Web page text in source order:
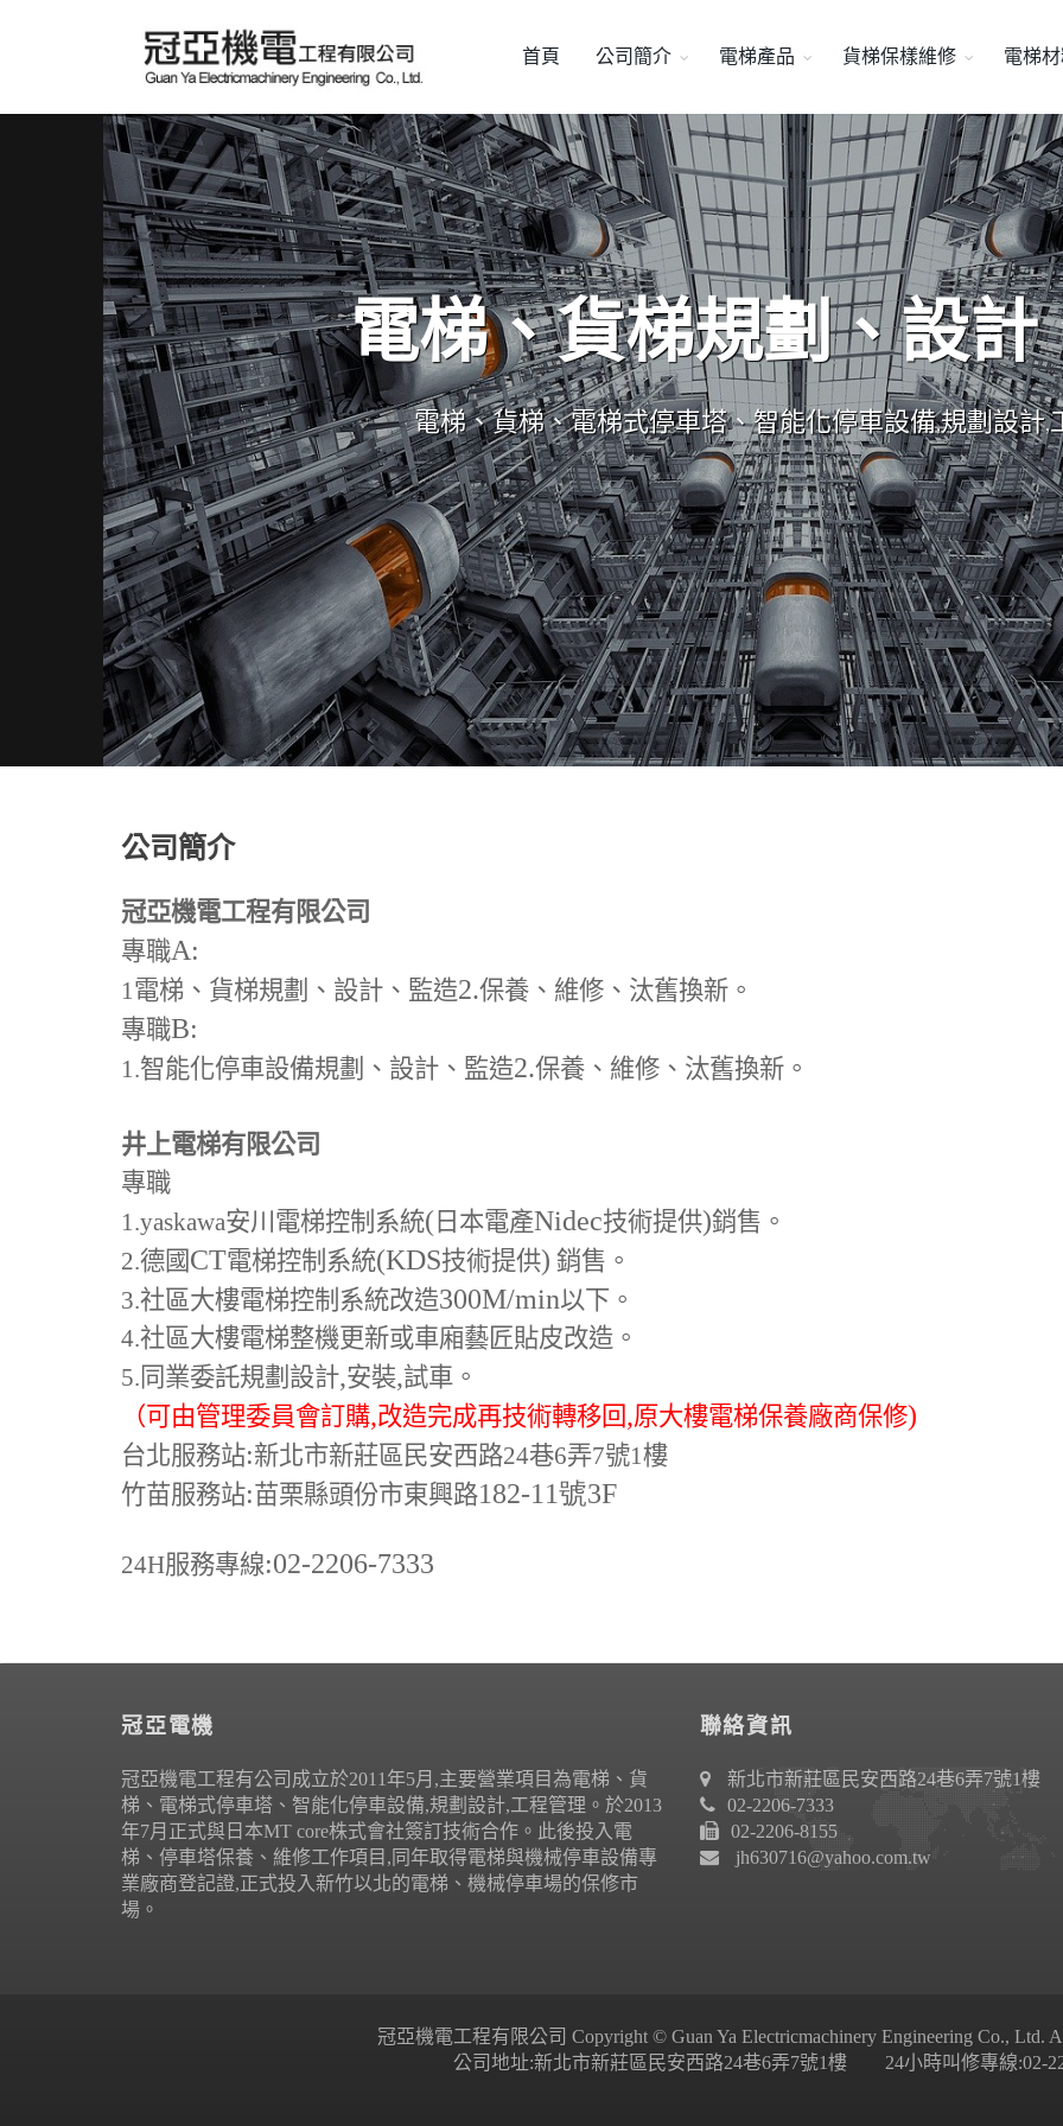
首頁 公司簡介 電梯產品 貨梯保樣維修 電梯
電梯、貨梯規劃、設計
電梯、貨梯、電梯式停車塔、智能化停車設備,規劃設計,
公司簡介
冠亞機電工程有限公司
專職A:
1電梯、貨梯規劃、設計、監造2.保養、維修、汰舊換新。
專職B:
1.智能化停車設備規劃、設計、監造2.保養、維修、汰舊換新。
井上電梯有限公司
專職
1.yaskawa安川電梯控制系統( 日本電產Nidec技術提供)銷售。
2.德國 CT電梯控制系統(KDS技術提供) 銷售。
3.社區大樓電梯控制系統改造300M/min以下。
4.社區大樓電梯整機更新或車廂藝匠貼皮改造。
5. 同業委託規劃設計,安裝,試車。
（可由管理委員會訂購,改造完成再技術轉移回,原大樓電梯保養廠商保修)
台北服務站:新北市新莊區民安西路24巷6弄7號1樓
竹苗服務站:苗栗縣頭份市東興路182-11號3F
24H服務專線:02-2206-7333
冠亞電機
冠亞機電工程有公司成立於2011年5月,主要營業項目為電梯、貨
梯、電梯式停車塔、智能化停車設備,規劃設計,工程管理。於2013
年7月正式與日本MT core株式會社簽訂技術合作。此後投入電
梯、停車塔保養、維修工作項目,同年取得電梯與機械停車設備專
業廠商登記證,正式投入新竹以北的電梯、機械停車場的保修市
場。
聯絡資訊
新北市新莊區民安西路24巷6弄7號1樓
02-2206-7333
02-2206-8155
jh630716@yahoo.com.tw
冠亞機電工程有限公司 Copyright © Guan Ya Electricmachinery Engineering Co., Ltd.
公司地址:新北市新莊區民安西路24巷6弄7號1樓 24小時叫修專線:02-